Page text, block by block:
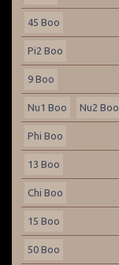
45 Boo
Pi2 Boo
9 Boo
Nu1 Boo Nu2 Boo
Phi Boo
13 Boo
Chi Boo
15 Boo
50 Boo